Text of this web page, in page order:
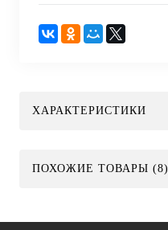
ХАРАКТЕРИСТИКИ
ПОХОЖИЕ ТОВАРЫ (8)